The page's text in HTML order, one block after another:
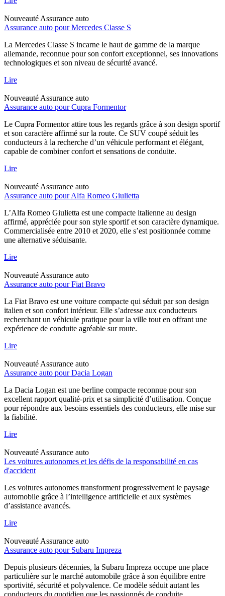
Nouveauté Assurance auto
Assurance auto pour Mercedes Classe S
La Mercedes Classe S incarne le haut de gamme de la marque
allemande, reconnue pour son confort exceptionnel, ses innovations
technologiques et son niveau de sécurité avancé.
Lire
Nouveauté Assurance auto
Assurance auto pour Cupra Formentor
Le Cupra Formentor attire tous les regards grâce à son design sportif
et son caractère affirmé sur la route. Ce SUV coupé séduit les
conducteurs à la recherche d’un véhicule performant et élégant,
capable de combiner confort et sensations de conduite.
Lire
Nouveauté Assurance auto
Assurance auto pour Alfa Romeo Giulietta
L’Alfa Romeo Giulietta est une compacte italienne au design
affirmé, appréciée pour son style sportif et son caractère dynamique.
Commercialisée entre 2010 et 2020, elle s’est positionnée comme
une alternative séduisante.
Lire
Nouveauté Assurance auto
Assurance auto pour Fiat Bravo
La Fiat Bravo est une voiture compacte qui séduit par son design
italien et son confort intérieur. Elle s’adresse aux conducteurs
recherchant un véhicule pratique pour la ville tout en offrant une
expérience de conduite agréable sur route.
Lire
Nouveauté Assurance auto
Assurance auto pour Dacia Logan
La Dacia Logan est une berline compacte reconnue pour son
excellent rapport qualité-prix et sa simplicité d’utilisation. Conçue
pour répondre aux besoins essentiels des conducteurs, elle mise sur
la fiabilité.
Lire
Nouveauté Assurance auto
Les voitures autonomes et les défis de la responsabilité en cas
d'accident
Les voitures autonomes transforment progressivement le paysage
automobile grâce à l’intelligence artificielle et aux systèmes
d’assistance avancés.
Lire
Nouveauté Assurance auto
Assurance auto pour Subaru Impreza
Depuis plusieurs décennies, la Subaru Impreza occupe une place
particulière sur le marché automobile grâce à son équilibre entre
sportivité, sécurité et polyvalence. Ce modèle séduit autant les
conducteurs du quotidien que les passionnés de conduite